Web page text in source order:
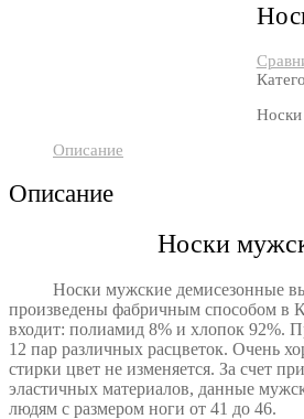
Описание
Описание
Носки
Носки мужские демисезонные
произведены фабричным способом в
входит: полиамид 8% и хлопок 92%.
12 пар различных расцветок. Очень
стирки цвет не изменяется. За счет
эластичных материалов, данные
людям с размером ноги от 41 до 46.